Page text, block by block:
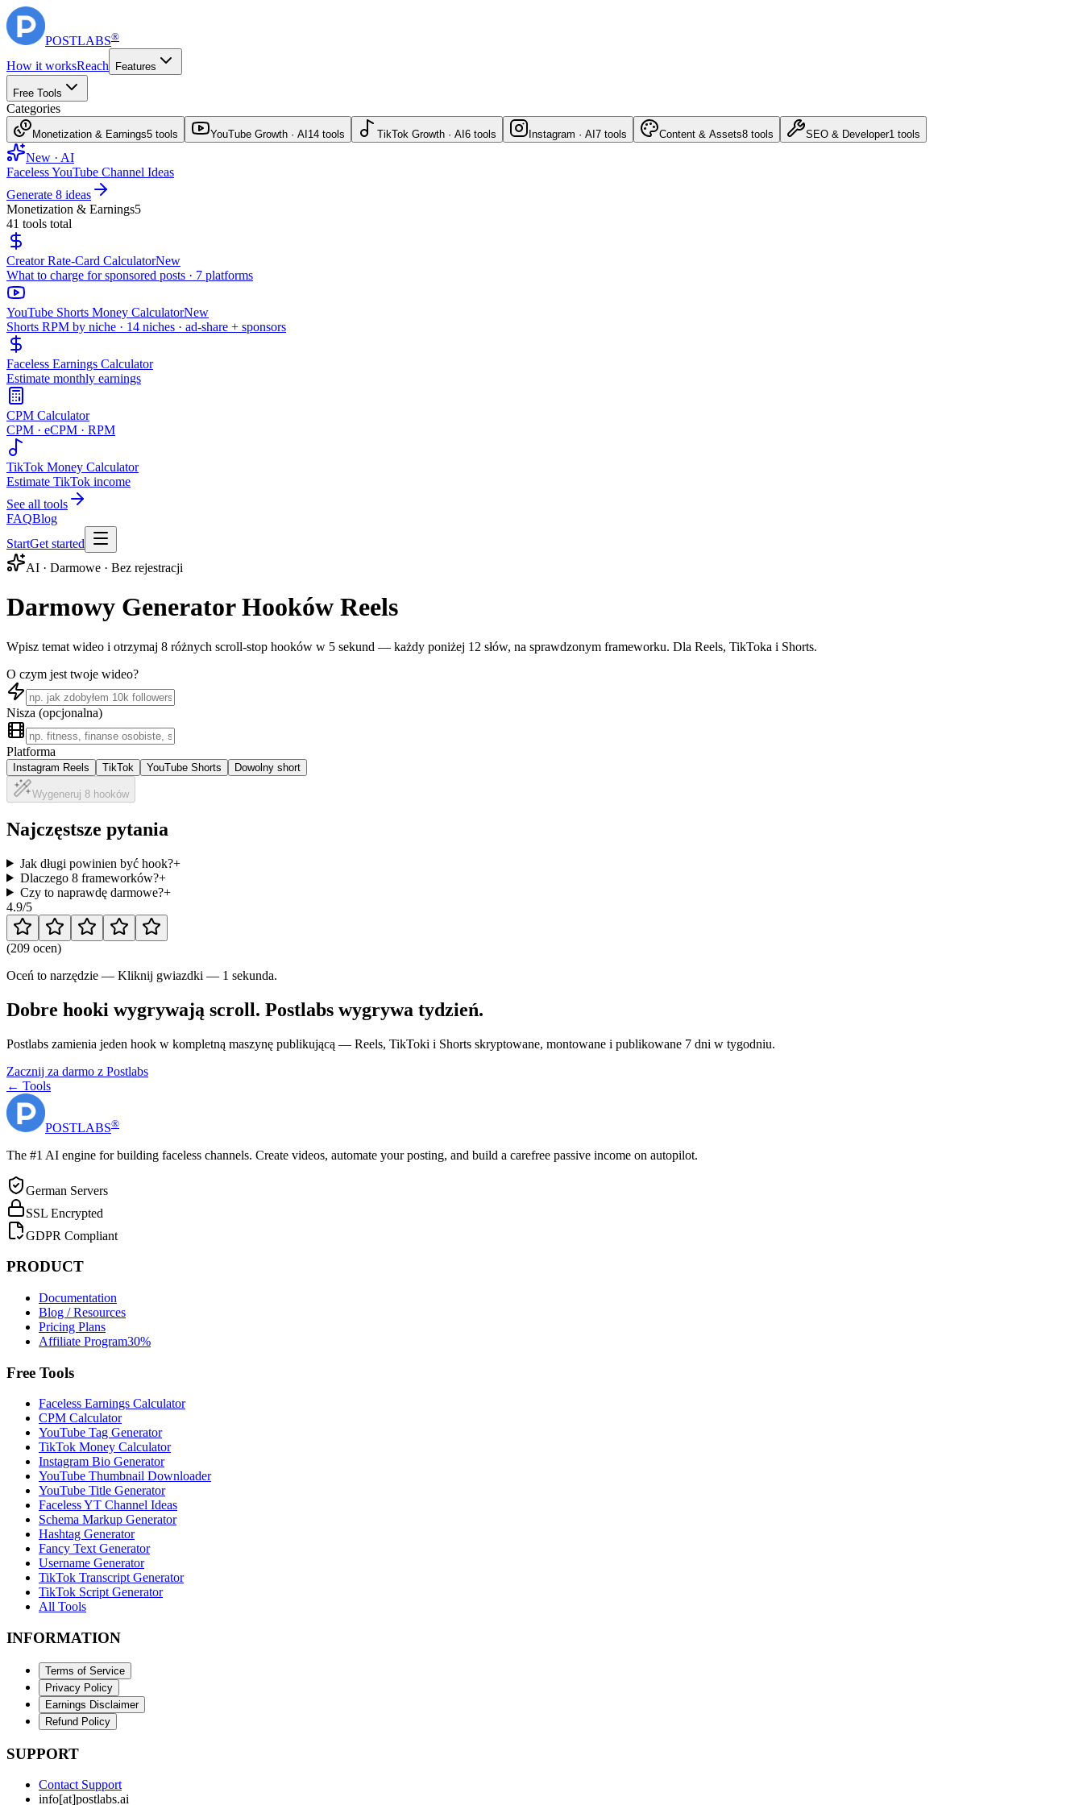
POSTLABS®
How it worksReach Features
Free Tools
Categories
Monetization & Earnings5 tools YouTube Growth · AI 14 tools TikTok Growth · AI 6 tools Instagram · AI 7 tools Content & Assets8 tools SEO & Developer1 tools
New · AI
Faceless YouTube Channel Ideas
Generate 8 ideas
Monetization & Earnings5
41 tools total
Creator Rate-Card CalculatorNew
What to charge for sponsored posts · 7 platforms
YouTube Shorts Money CalculatorNew
Shorts RPM by niche · 14 niches · ad-share + sponsors
Faceless Earnings Calculator
Estimate monthly earnings
CPM Calculator
CPM · eCPM · RPM
TikTok Money Calculator
Estimate TikTok income
See all tools
FAQBlog
StartGet started
AI · Darmowe · Bez rejestracji
Darmowy Generator Hooków Reels
Wpisz temat wideo i otrzymaj 8 różnych scroll-stop hooków w 5 sekund — każdy poniżej 12 słów, na sprawdzonym frameworku. Dla Reels, TikToka i Shorts.
O czym jest twoje wideo?
Nisza (opcjonalna)
Platforma
Instagram Reels TikTok YouTube Shorts Dowolny short
Wygeneruj 8 hooków
Najczęstsze pytania
Jak długi powinien być hook?+
Dlaczego 8 frameworków?+
Czy to naprawdę darmowe?+
4.9/5
(209 ocen)
Oceń to narzędzie — Kliknij gwiazdki — 1 sekunda.
Dobre hooki wygrywają scroll. Postlabs wygrywa tydzień.
Postlabs zamienia jeden hook w kompletną maszynę publikującą — Reels, TikToki i Shorts skryptowane, montowane i publikowane 7 dni w tygodniu.
Zacznij za darmo z Postlabs
← Tools
POSTLABS®
The #1 AI engine for building faceless channels. Create videos, automate your posting, and build a carefree passive income on autopilot.
German Servers
SSL Encrypted
GDPR Compliant
PRODUCT
Documentation
Blog / Resources
Pricing Plans
Affiliate Program30%
Free Tools
Faceless Earnings Calculator
CPM Calculator
YouTube Tag Generator
TikTok Money Calculator
Instagram Bio Generator
YouTube Thumbnail Downloader
YouTube Title Generator
Faceless YT Channel Ideas
Schema Markup Generator
Hashtag Generator
Fancy Text Generator
Username Generator
TikTok Transcript Generator
TikTok Script Generator
All Tools
INFORMATION
Terms of Service
Privacy Policy
Earnings Disclaimer
Refund Policy
SUPPORT
Contact Support
info[at]postlabs.ai